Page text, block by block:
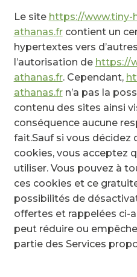
Le site https://www.tiny-
athanas.frcontient un
hypertextes vers
l’autorisation de https://
athanas.fr. Cependant,
athanas.frn’a pas la
contenu des sites ainsi
conséquence aucune
fait.Sauf si vous décidez
cookies, vous acceptez
utiliser. Vous pouvez à
ces cookies et ce
possibilités de
offertes et rappelées ci-
peut réduire ou
partie des Services